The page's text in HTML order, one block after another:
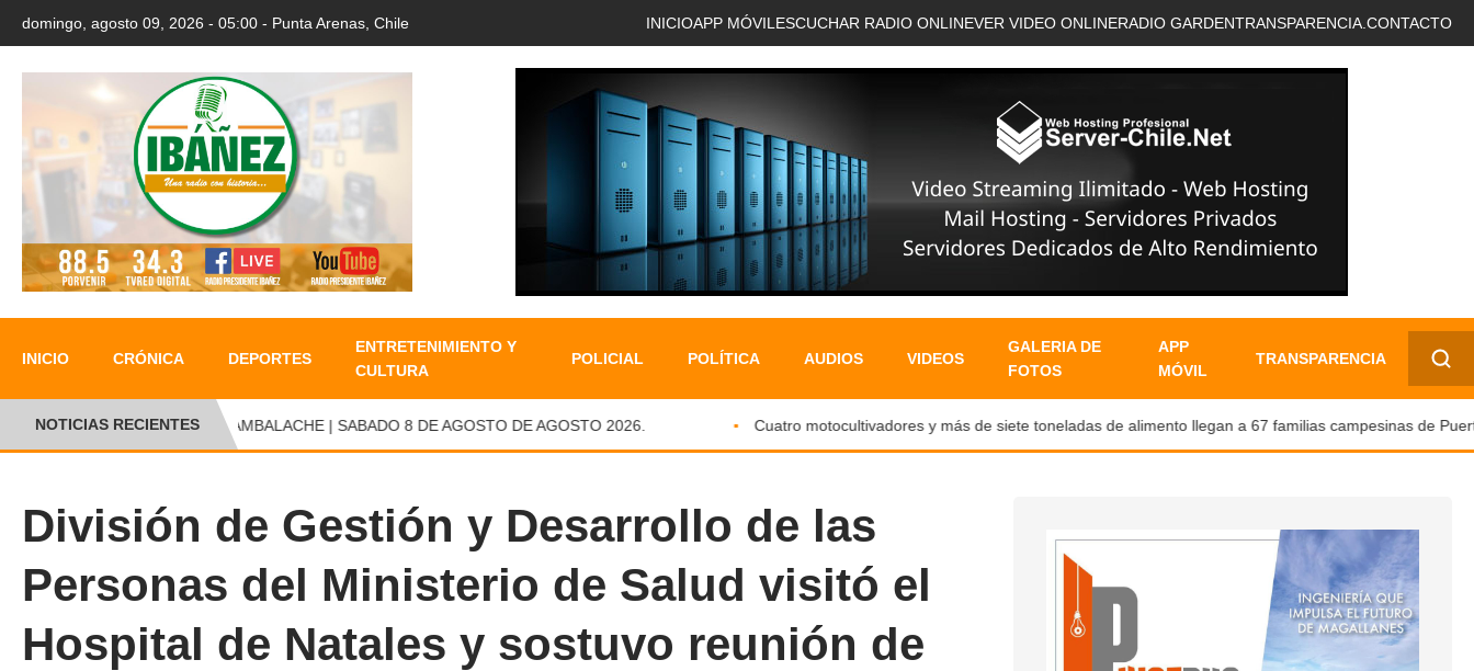
domingo, agosto 09, 2026 - 05:00 - Punta Arenas, Chile INICIOAPP MÓVIL ESCUCHAR RADIO ONLINEVER VIDEO ONLINERADIO GARDENTRANSPARENCIA. CONTACTO
INICIO CRÓNICA DEPORTES
ENTRETENIMIENTO Y
CULTURA
POLICIAL POLÍTICA AUDIOS VIDEOS
GALERIA DE
FOTOS
APP
MÓVIL
TRANSPARENCIA
✕
NOTICIAS RECIENTESCAMBALACHE | SABADO 8 DE AGOSTO DE AGOSTO 2026. Cuatro motocultivadores y más de siete toneladas de alimento llegan a 67 familias campesinas de Puerto
División de Gestión y Desarrollo de las
Personas del Ministerio de Salud visitó el
Hospital de Natales y sostuvo reunión de